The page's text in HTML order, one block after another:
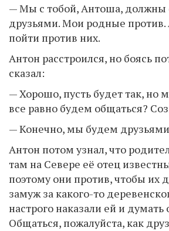
— Мы с тобой, Антоша, должны
друзьями. Мои родные против.
пойти против них.
Антон расстроился, но боясь
сказал:
— Хорошо, пусть будет так, но
все равно будем общаться?
— Конечно, мы будем
Антон потом узнал, что
там на Севере её отец
поэтому они против, чтобы их
замуж за какого-то
настрого наказали ей и думать
Общаться, пожалуйста, как